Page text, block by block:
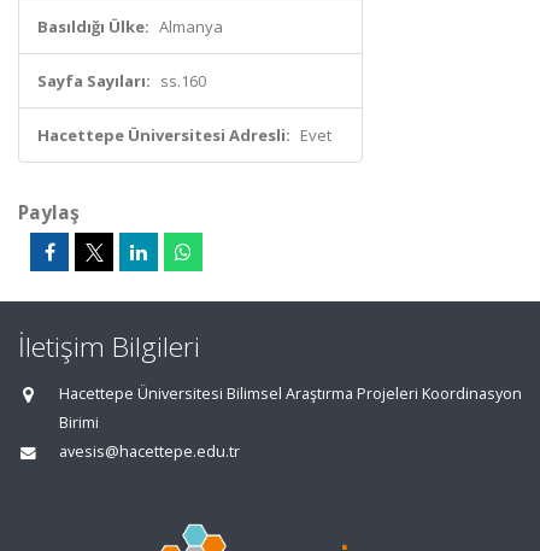
Basıldığı Ülke: Almanya
Sayfa Sayıları: ss.160
Hacettepe Üniversitesi Adresli: Evet
Paylaş
İletişim Bilgileri
Hacettepe Üniversitesi Bilimsel Araştırma Projeleri Koordinasyon
Birimi
avesis@hacettepe.edu.tr